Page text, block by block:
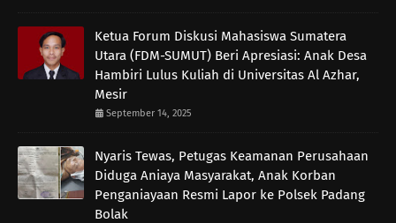
Ketua Forum Diskusi Mahasiswa Sumatera
Utara (FDM-SUMUT) Beri Apresiasi: Anak Desa
Hambiri Lulus Kuliah di Universitas Al Azhar,
Mesir
September 14, 2025
Nyaris Tewas, Petugas Keamanan Perusahaan
Diduga Aniaya Masyarakat, Anak Korban
Penganiayaan Resmi Lapor ke Polsek Padang
Bolak